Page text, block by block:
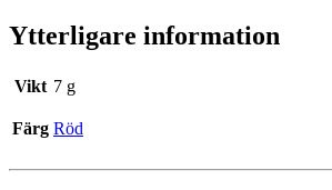
Ytterligare information
Vikt 7 g
Färg Röd